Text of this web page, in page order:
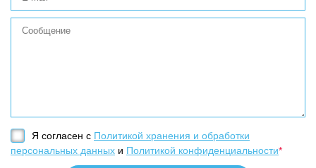
Я согласен с Политикой хранения и обработки
персональных данных и Политикой конфиденциальности*